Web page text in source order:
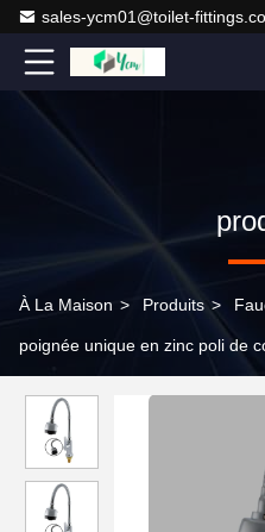
sales-ycm01@toilet-
À La Maison > Produits >
poignée unique en zinc poli de